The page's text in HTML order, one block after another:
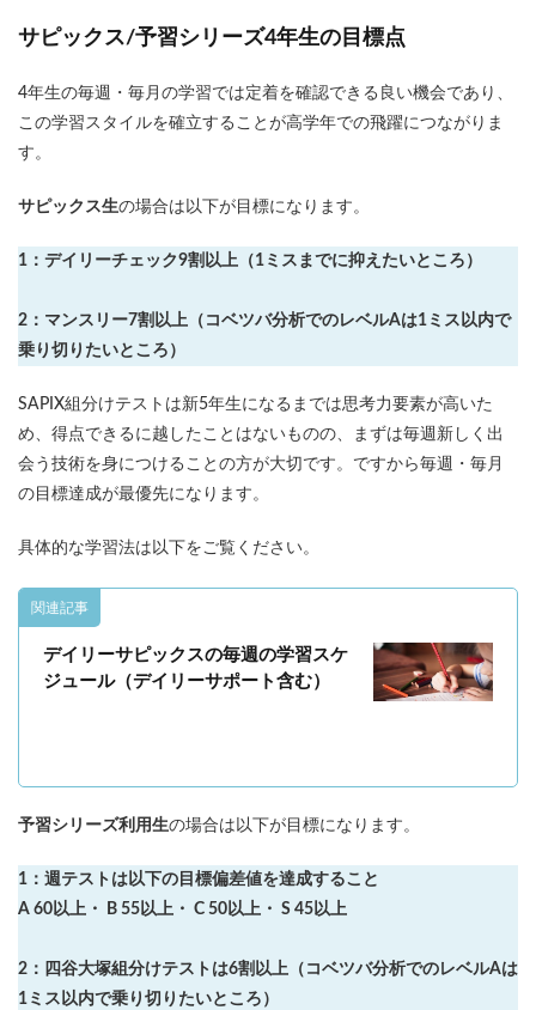
サピックス/予習シリーズ4年生の目標点
4年生の毎週・毎月の学習では定着を確認できる良い機会であり、
この学習スタイルを確立することが高学年での飛躍につながりま
す。
サピックス生の場合は以下が目標になります。
1：デイリーチェック9割以上（1ミスまでに抑えたいところ）
2：マンスリー7割以上（コベツバ分析でのレベルAは1ミス以内で
乗り切りたいところ）
SAPIX組分けテストは新5年生になるまでは思考力要素が高いた
め、得点できるに越したことはないものの、まずは毎週新しく出
会う技術を身につけることの方が大切です。ですから毎週・毎月
の目標達成が最優先になります。
具体的な学習法は以下をご覧ください。
関連記事
デイリーサピックスの毎週の学習スケ
ジュール（デイリーサポート含む）
予習シリーズ利用生の場合は以下が目標になります。
1：週テストは以下の目標偏差値を達成すること
A 60以上・ B 55以上・ C 50以上・ S 45以上
2：四谷大塚組分けテストは6割以上（ コベツバ分析でのレベルAは
1ミス以内で乗り切りたいところ）